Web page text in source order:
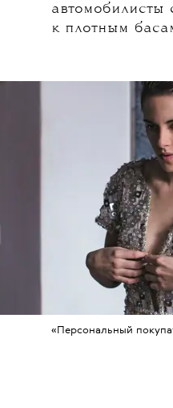
автомобилисты
к плотным
«Персональный